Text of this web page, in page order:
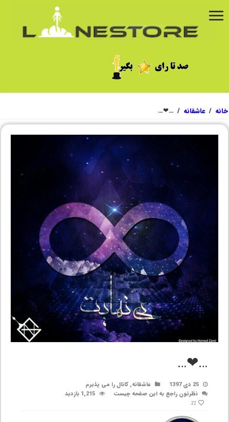
خانه / عاشقانه /
…❤…
…❤…
25 دی 1397 عاشقانه,کانال را می پذیرم
نظرتون راجع به این صفحه چیست
1,215 بازدید
22